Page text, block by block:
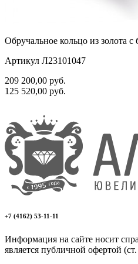
Обручальное кольцо из золота с
Артикул Л23101047
209 200,00 руб.
125 520,00 руб.
+7 (4162) 53-11-11
Информация на сайте носит
является публичной офертой